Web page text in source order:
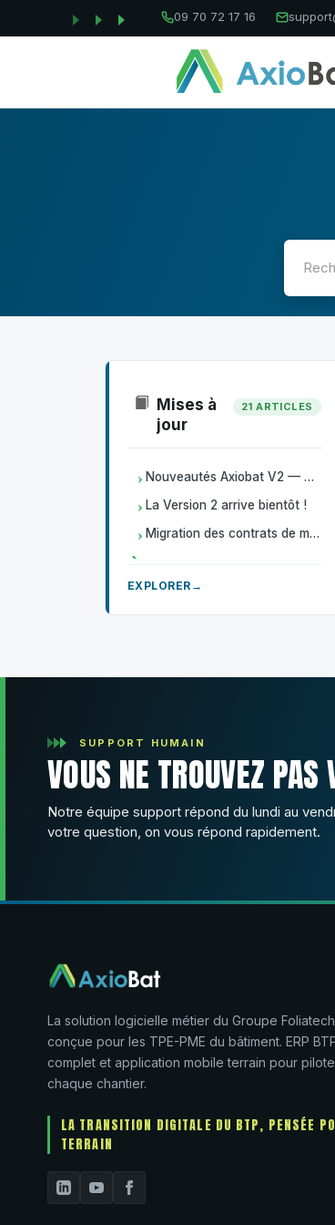
09 70 72 17 16
Mises à
jour
21 ARTICLES
Nouveautés Axiobat V2 — Mise à jour de juin 2026
La Version 2 arrive bientôt !
Migration des contrats de maintenance vers la nouvelle version de gestion de maintenance
EXPLORER
SUPPORT HUMAIN
VOUS NE TROUVEZ PAS
Notre équipe support répond du lundi au
votre question, on vous répond rapidement.
La solution logicielle métier du Groupe Foliatech,
conçue pour les TPE-PME du bâtiment. ERP
complet et application mobile terrain pour
chaque chantier.
LA TRANSITION DIGITALE DU BTP, PENSÉE
TERRAIN